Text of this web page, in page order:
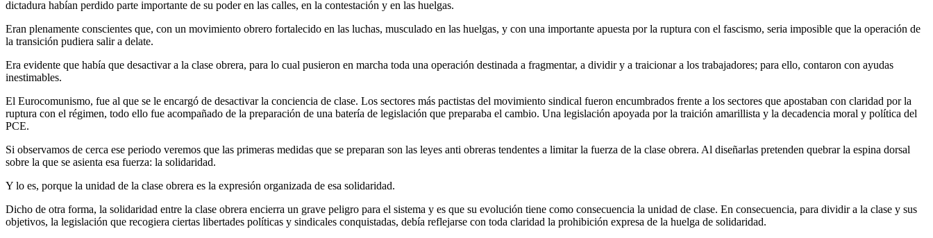
dictadura habían perdido parte importante de su poder en las calles, en la contestación y en las huelgas.
Eran plenamente conscientes que, con un movimiento obrero fortalecido en las luchas, musculado en las huelgas, y con una importante apuesta por la ruptura con el fascismo, seria imposible que la operación de
la transición pudiera salir a delate.
Era evidente que había que desactivar a la clase obrera, para lo cual pusieron en marcha toda una operación destinada a fragmentar, a dividir y a traicionar a los trabajadores; para ello, contaron con ayudas
inestimables.
El Eurocomunismo, fue al que se le encargó de desactivar la conciencia de clase. Los sectores más pactistas del movimiento sindical fueron encumbrados frente a los sectores que apostaban con claridad por la
ruptura con el régimen, todo ello fue acompañado de la preparación de una batería de legislación que preparaba el cambio. Una legislación apoyada por la traición amarillista y la decadencia moral y política del
PCE.
Si observamos de cerca ese periodo veremos que las primeras medidas que se preparan son las leyes anti obreras tendentes a limitar la fuerza de la clase obrera. Al diseñarlas pretenden quebrar la espina dorsal
sobre la que se asienta esa fuerza: la solidaridad.
Y lo es, porque la unidad de la clase obrera es la expresión organizada de esa solidaridad.
Dicho de otra forma, la solidaridad entre la clase obrera encierra un grave peligro para el sistema y es que su evolución tiene como consecuencia la unidad de clase. En consecuencia, para dividir a la clase y sus
objetivos, la legislación que recogiera ciertas libertades políticas y sindicales conquistadas, debía reflejarse con toda claridad la prohibición expresa de la huelga de solidaridad.